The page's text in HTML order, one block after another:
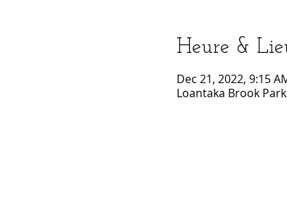
Heure &
Dec 21, 2022, 9:15
Loantaka Brook